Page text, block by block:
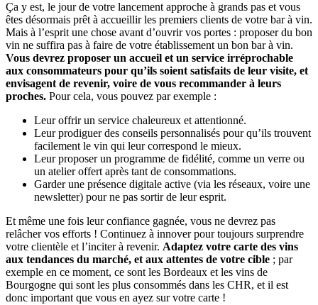
Ça y est, le jour de votre lancement approche à grands pas et vous
êtes désormais prêt à accueillir les premiers clients de votre bar à vin.
Mais à l’esprit une chose avant d’ouvrir vos portes : proposer du bon
vin ne suffira pas à faire de votre établissement un bon bar à vin.
Vous devrez proposer un accueil et un service irréprochable
aux consommateurs pour qu’ils soient satisfaits de leur visite, et
envisagent de revenir, voire de vous recommander à leurs
proches. Pour cela, vous pouvez par exemple :
Leur offrir un service chaleureux et attentionné.
Leur prodiguer des conseils personnalisés pour qu’ils trouvent
facilement le vin qui leur correspond le mieux.
Leur proposer un programme de fidélité, comme un verre ou
un atelier offert après tant de consommations.
Garder une présence digitale active (via les réseaux, voire une
newsletter) pour ne pas sortir de leur esprit.
Et même une fois leur confiance gagnée, vous ne devrez pas
relâcher vos efforts ! Continuez à innover pour toujours surprendre
votre clientèle et l’inciter à revenir. Adaptez votre carte des vins
aux tendances du marché, et aux attentes de votre cible ; par
exemple en ce moment, ce sont les Bordeaux et les vins de
Bourgogne qui sont les plus consommés dans les CHR, et il est
donc important que vous en ayez sur votre carte !